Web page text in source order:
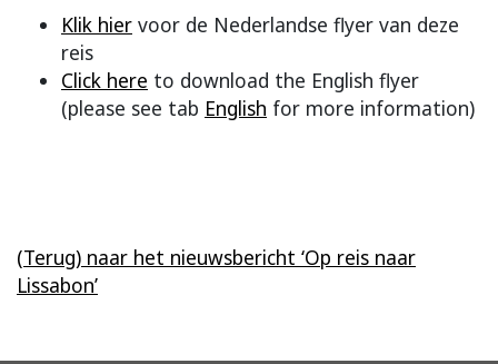
Klik hier voor de Nederlandse flyer van deze
reis
Click here to download the English flyer
(please see tab English for more information)
(Terug) naar het nieuwsbericht ‘Op reis naar
Lissabon’